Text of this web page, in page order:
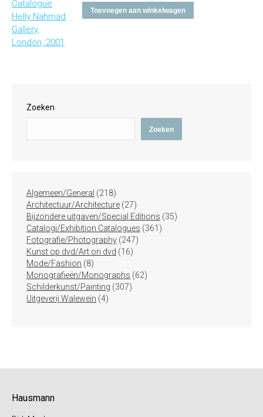
Toevoegen aan winkelwagen
Zoeken
Zoeken
Algemeen/General 218218
producten
Architectuur/Architecture 2727
producten
Bijzondere uitgaven/Special Editions 3535
Catalogi/Exhibition Catalogues 361 361
Fotografie/Photography 247247
Kunst op dvd/Art on dvd 1616
Mode/Fashion 88
producten
Monografieën/Monographs 6262
Schilderkunst/Painting 307307
Uitgeverij Walewein 44
Hausmann